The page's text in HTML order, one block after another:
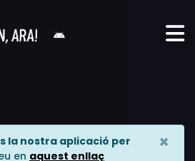
la nostra aplicació per
en aquest enllaç
×